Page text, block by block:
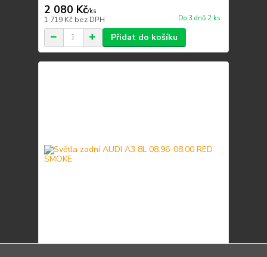
2 080 Kč/ks
1 719 Kč bez DPH Do 3 dnů 2 ks
Přidat do košíku